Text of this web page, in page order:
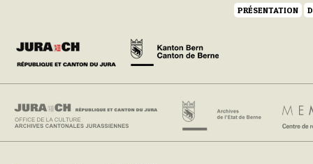
PRÉSENTATION